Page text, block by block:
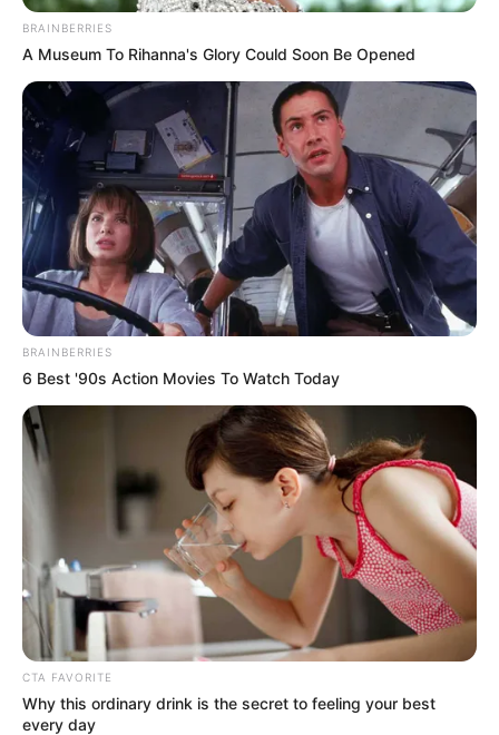
จันทรุปราคา!!!ส่งผลต่อราศีใดบ้าง ดีหรือร้าย?
ความเชื่อโบราณ จันทรุปราคา
พระจันทร์สีเลือด
พระราหู
ราหูอมจันทร์
นักเขียน
อิสฺวาสุ
BRAINBERRIES
A Museum To Rihanna's Glory Could Soon Be Opened
BRAINBERRIES
6 Best '90s Action Movies To Watch Today
CTA FAVORITE
Why this ordinary drink is the secret to feeling your best
every day